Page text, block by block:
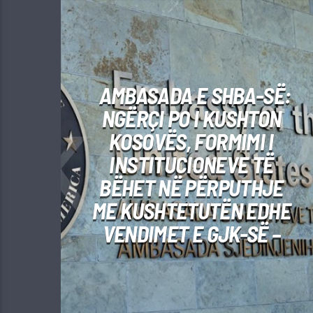
AMBASADA E SHBA-SË:
NGËRÇI PO I KUSHTON
KOSOVËS, FORMIMI I
INSTITUCIONEVE TË
BËHET NË PËRPUTHJE
ME KUSHTETUTËN EDHE
VENDIMET E GJK-SË –